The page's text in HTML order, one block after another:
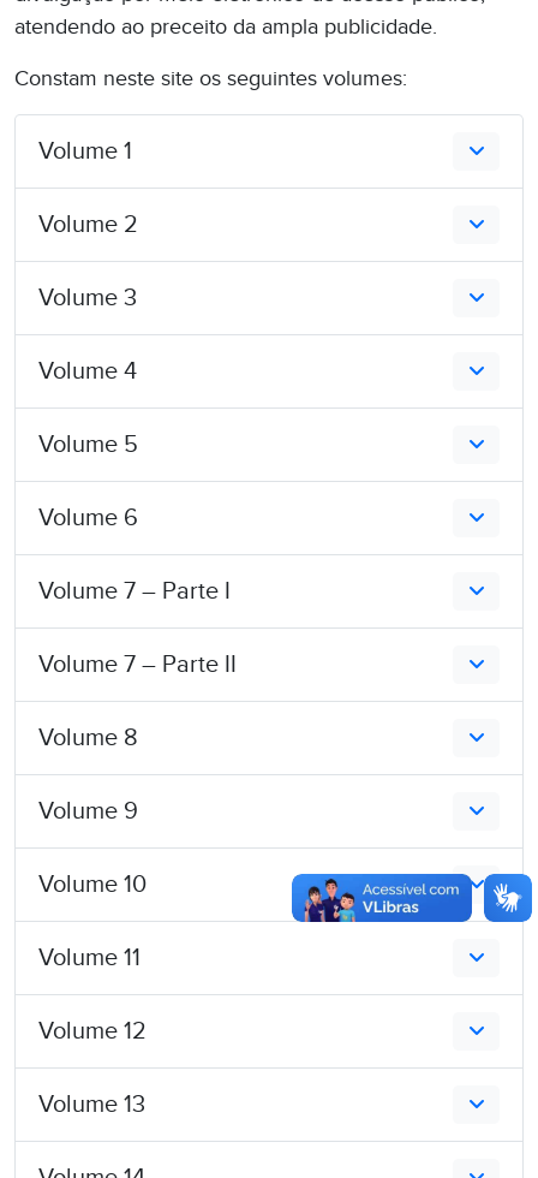
atendendo ao preceito da ampla publicidade.
Constam neste site os seguintes volumes:
Volume 1
Volume 2
Volume 3
Volume 4
Volume 5
Volume 6
Volume 7 – Parte I
Volume 7 – Parte II
Volume 8
Volume 9
Volume 10
Volume 11
Volume 12
Volume 13